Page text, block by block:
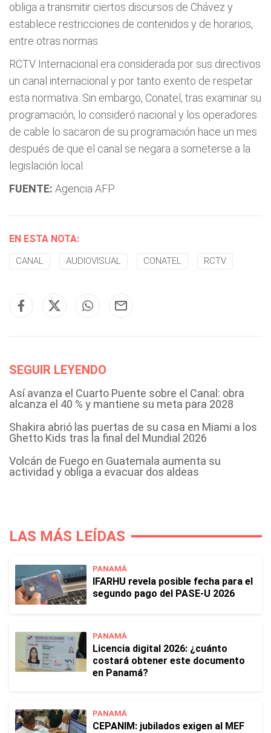
obliga a transmitir ciertos discursos de Chávez y
establece restricciones de contenidos y de horarios,
entre otras normas.
RCTV Internacional era considerada por sus directivos
un canal internacional y por tanto exento de respetar
esta normativa. Sin embargo, Conatel, tras examinar su
programación, lo consideró nacional y los operadores
de cable lo sacaron de su programación hace un mes
después de que el canal se negara a someterse a la
legislación local.
FUENTE: Agencia AFP
EN ESTA NOTA:
CANAL AUDIOVISUAL CONATEL RCTV
SEGUIR LEYENDO
Así avanza el Cuarto Puente sobre el Canal: obra
alcanza el 40 % y mantiene su meta para 2028
Shakira abrió las puertas de su casa en Miami a los
Ghetto Kids tras la final del Mundial 2026
Volcán de Fuego en Guatemala aumenta su
actividad y obliga a evacuar dos aldeas
LAS MÁS LEÍDAS
PANAMÁ
IFARHU revela posible fecha para el
segundo pago del PASE-U 2026
PANAMÁ
Licencia digital 2026: ¿cuánto
costará obtener este documento
en Panamá?
PANAMÁ
CEPANIM: jubilados exigen al MEF